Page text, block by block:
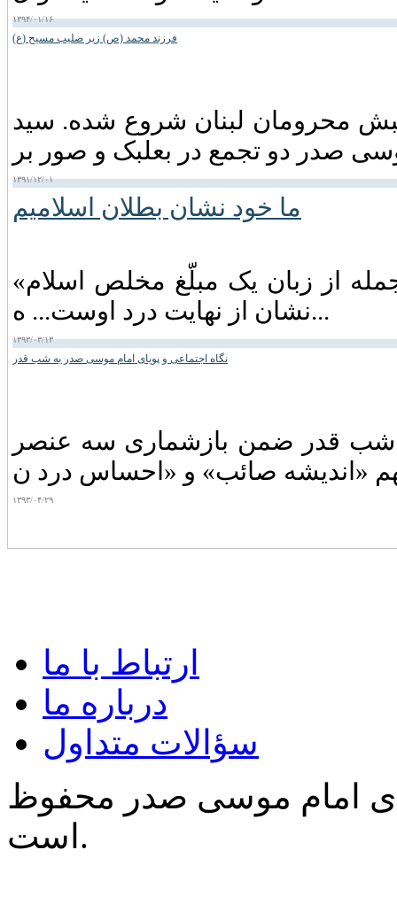
۱۳۹۴/۰۱/۱۶
فرزند محمد (ص) زیر صلیب مسیح (ع)
است. جنبش محرومان لبنان شروع شده. سید
۱۳۹۱/۱۲/۰۱
ما خود نشان بطلان اسلامیم
«ما خود نشان بطلان اسلامیم!» شنیدن این جمله از زبان یک مبلّغ مخلص اسلام
نشان از نهایت درد اوست... ه...
۱۳۹۳/۰۳/۱۳
نگاه اجتماعی و پویای امام موسی صدر به شب قدر
شب قدر ضمن بازشماری سه عنصر
۱۳۹۳/۰۴/۲۹
ارتباط با ما
درباره ما
سؤالات متداول
امام موسی صدر محفوظ
است.